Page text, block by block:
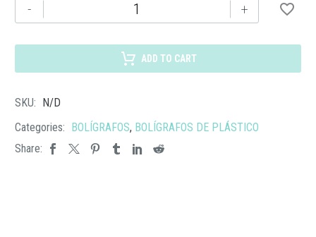
-
1001
cantidad
+
ADD TO CART
SKU: N/D
Categories: BOLÍGRAFOS, BOLÍGRAFOS DE PLÁSTICO
Share: